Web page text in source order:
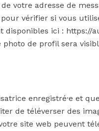
votre adresse de
vérifier si vous
disponibles ici : https://
de profil sera
enregistré·e et
de téléverser des
site web peuvent